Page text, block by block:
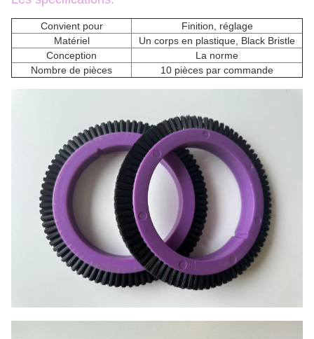
Convient pour
Finition, réglage
Matériel
Un corps en plastique, Black Bristle
Conception
La norme
Nombre de pièces
10 pièces par commande